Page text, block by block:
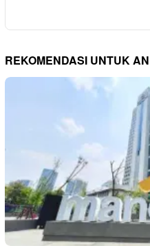
REKOMENDASI UNTUK